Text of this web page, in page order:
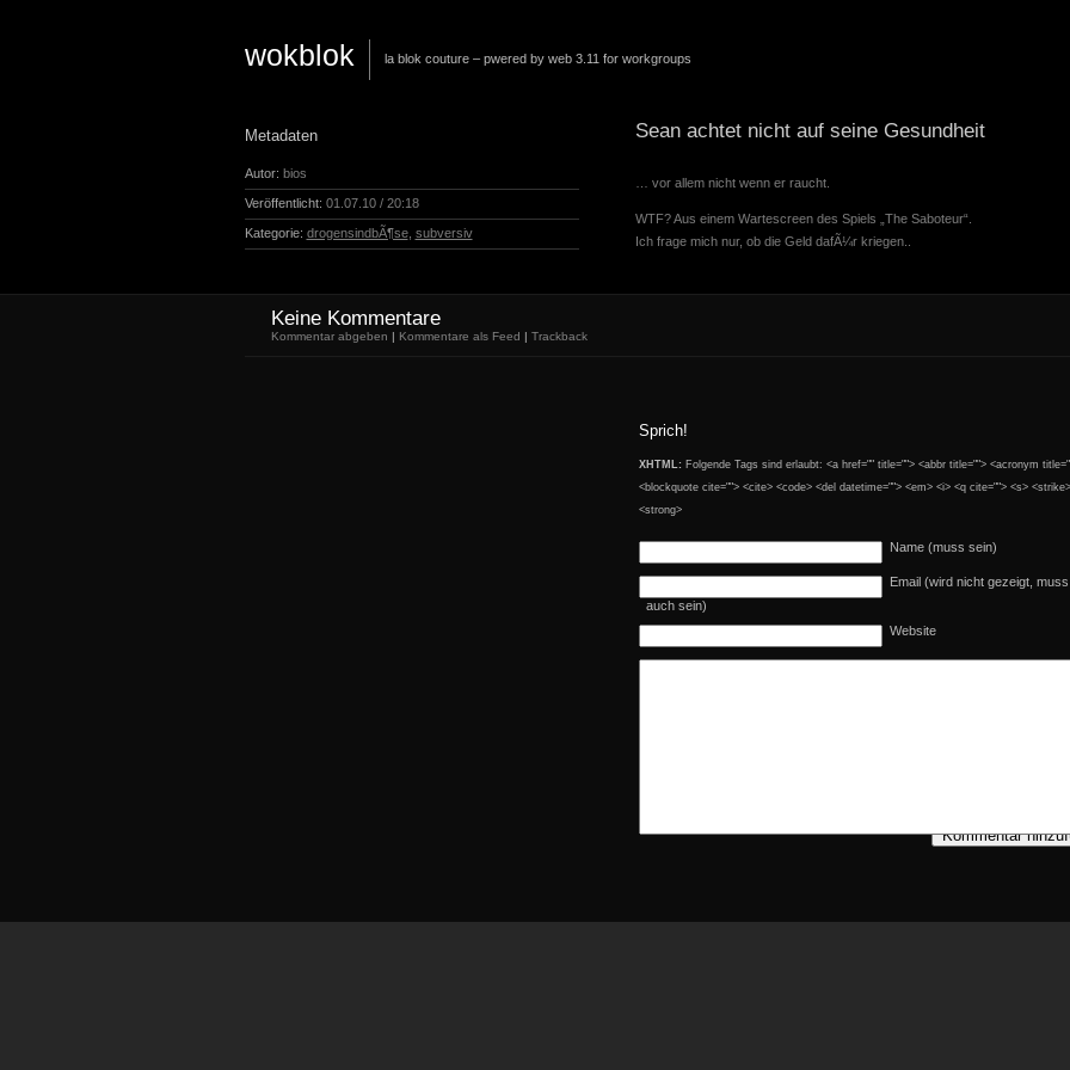
wokblok la blok couture – pwered by web 3.11 for workgroups
Sean achtet nicht auf seine Gesundheit
… vor allem nicht wenn er raucht.
WTF? Aus einem Wartescreen des Spiels „The Saboteur“.
Ich frage mich nur, ob die Geld dafÃ¼r kriegen..
Metadaten
Autor: bios
Veröffentlicht: 01.07.10 / 20:18
Kategorie: drogensindbÃ¶se, subversiv
Keine Kommentare
Kommentar abgeben | Kommentare als Feed | Trackback
Sprich!
XHTML: Folgende Tags sind erlaubt: <a href="" title=""> <abbr title=""> <acronym
<blockquote cite=""> <cite> <code> <del datetime=""> <em> <i> <q cite=""> <s>
<strong>
Name (muss sein)
Email (wird nicht gezeigt,
auch sein)
Website